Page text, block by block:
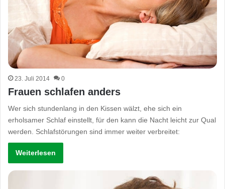
23. Juli 2014 0
Frauen schlafen anders
Wer sich stundenlang in den Kissen wälzt, ehe sich ein
erholsamer Schlaf einstellt, für den kann die Nacht leicht zur Qual
werden. Schlafstörungen sind immer weiter verbreitet:
Weiterlesen